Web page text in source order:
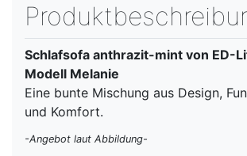
Schlafsofa anthrazit-mint von ED-
Modell Melanie
Eine bunte Mischung aus Design,
und Komfort.
-Angebot laut Abbildung-